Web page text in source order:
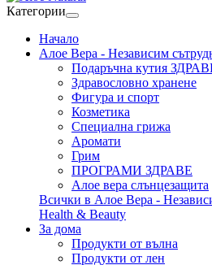
Категории
Начало
Алое Вера - Независим
Подаръчна кутия
Здравословно хранене
Фигура и спорт
Козметика
Специална грижа
Аромати
Грим
ПРОГРАМИ ЗДРАВЕ
Алое вера слънцезащита
Всички в Алое Вера -
Health & Beauty
За дома
Продукти от вълна
Продукти от лен